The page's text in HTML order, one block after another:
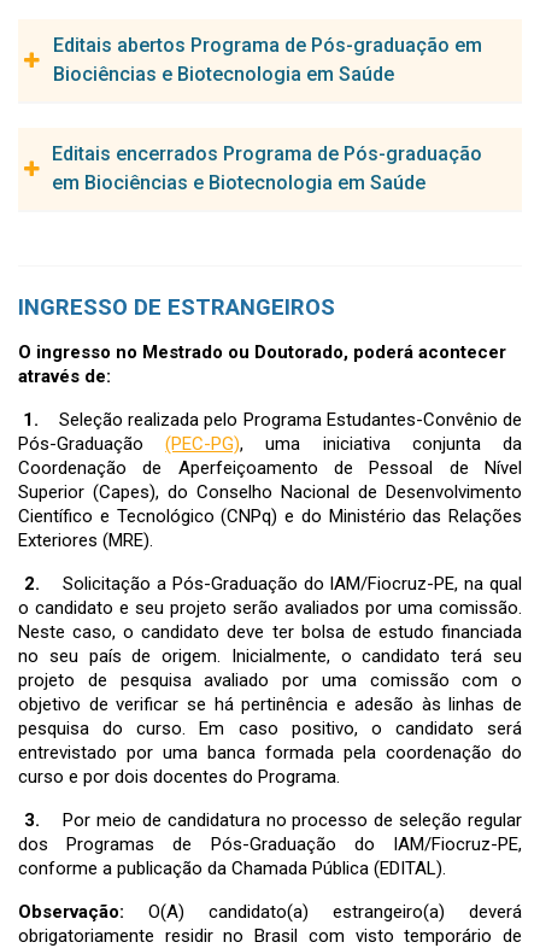
Editais abertos Programa de Pós-graduação em
Biociências e Biotecnologia em Saúde
publicação de Artigos Científicos do PPGBBS
Turma 2026.2
Doutorado
RESULTADO FINAL APÓS RECURSO - Chamada Pública
Doutorado Acadêmico PPGBBS - Turma 2026.2
RESULTADO FINAL- Chamada Pública Doutorado
Acadêmico PPGBBS - Turma 2026.2
RESULTADO RECURSO - Etapas II e III- Chamada Pública
Doutorado Acadêmico PPGBBS - Turma 2026.2
FORMULÁRIO - Interposição de Recurso - Chamada Pública
Doutorado Acadêmico PPGBBS - Turma 2026.2
ERRATA II - Interposição de Recurso Etapas II e III - Chamada
Pública Doutorado Acadêmico PPGBBS - Turma 2026.2
RESULTADO - Etapas II e III - Chamada Pública Doutorado
Acadêmico PPGBBS - Turma 2026.2
RESULTADO - Procedimento de Heteroidentificação -
Chamada Pública Doutorado Acadêmico PPGBBS - Turma
2026.2
ETAPA III - Agenda de Entrevistas da Avaliação Oral do
PPGBBS - Turma 2026.2
RESULTADO - Etapa I - Chamada Pública Doutorado
Editais encerrados Programa de Pós-graduação
em Biociências e Biotecnologia em Saúde
RESULTADO FINAL - Chamada Pública Doutorado
RESULTADO RECURSO - Etapa III - Chamada Pública
Doutorado Acadêmico PPGBBS - Turma 2026.1
RESULTADO - Etapas II e III - Chamada Pública Doutorado
Acadêmico PPGBBS - Turma 2026.1
RESULTADO RECURSO - Etapa I - Chamada Pública
Doutorado Acadêmico PPGBBS - Turma 2026.1
RESULTADO - Etapa I - Chamada Pública Doutorado
Acadêmico PPGBBS - Turma 2026.1
Agenda da Defesa Oral do Anteprojeto - Chamada Pública
Doutorado Acadêmico PPGBBS - Turma 2026.1
RESULTADO - Procedimento Heteroidentificação - Chamada
Pública Doutorado Acadêmico PPGBBS - Turma 2026.1
RESULTADO RECURSO - Inscrições - Chamada Pública
Doutorado Acadêmico PPGBBS - Turma 2026.1
Entrevistas- Chamada Pública Doutorado Acadêmico
PPGBBS - Turma 2026.1
COMUNICADO - Prova de Inglês - Chamada Pública
Doutorado Acadêmico PPGBBS - Turma 2026.1
RESULTADO - Inscrições Homologadas - Chamada Pública
INGRESSO DE ESTRANGEIROS
O ingresso no Mestrado ou Doutorado, poderá acontecer
através de:
1.
Seleção realizada pelo Programa Estudantes-Convênio de
Pós-Graduação(PEC-PG), uma iniciativa conjunta da
Coordenação de Aperfeiçoamento de Pessoal de Nível
Superior (Capes), do Conselho Nacional de Desenvolvimento
Científico e Tecnológico (CNPq) e do Ministério das Relações
Exteriores (MRE).
2.
Solicitação a Pós-Graduação do IAM/Fiocruz-PE, na qual
o candidato e seu projeto serão avaliados por uma comissão.
Neste caso, o candidato deve ter bolsa de estudo financiada
no seu país de origem. Inicialmente, o candidato terá seu
projeto de pesquisa avaliado por uma comissão com o
objetivo de verificar se há pertinência e adesão às linhas de
pesquisa do curso. Em caso positivo, o candidato será
entrevistado por uma banca formada pela coordenação do
curso e por dois docentes do Programa.
3.
Por meio de candidatura no processo de seleção regular
dos Programas de Pós-Graduação do IAM/Fiocruz-PE,
conforme a publicação da Chamada Pública (EDITAL).
Observação: O(A) candidato(a) estrangeiro(a) deverá
obrigatoriamente residir no Brasil com visto temporário de